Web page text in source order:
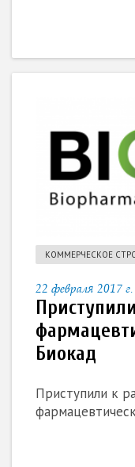
КОММЕРЧЕСКОЕ
22 февраля 2017 г.
Биокад
Приступили к